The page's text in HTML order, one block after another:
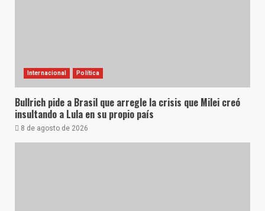
Internacional Política
Bullrich pide a Brasil que arregle la crisis que Milei creó
insultando a Lula en su propio país
8 de agosto de 2026